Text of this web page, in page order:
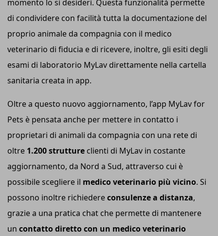
momento lo si desideri. Questa funzionalità permette
di condividere con facilità tutta la documentazione del
proprio animale da compagnia con il medico
veterinario di fiducia e di ricevere, inoltre, gli esiti degli
esami di laboratorio MyLav direttamente nella cartella
sanitaria creata in app.
Oltre a questo nuovo aggiornamento, l’app MyLav for
Pets è pensata anche per mettere in contatto i
proprietari di animali da compagnia con una rete di
oltre 1.200 strutture clienti di MyLav in costante
aggiornamento, da Nord a Sud, attraverso cui è
possibile scegliere il medico veterinario più vicino. Si
possono inoltre richiedereconsulenze a distanza,
grazie a una pratica chat che permette di mantenere
un contatto diretto con un medico veterinario